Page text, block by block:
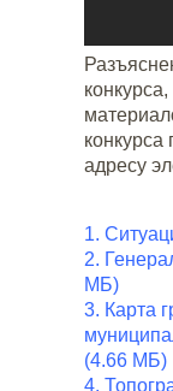
адресу
1.
2.
МБ)
3. Карта
(4.66 МБ)
4.